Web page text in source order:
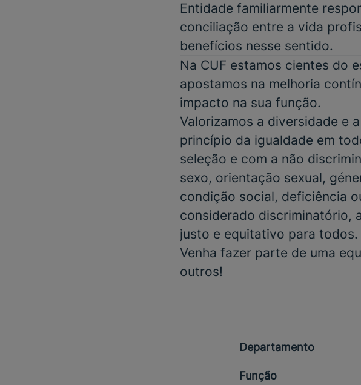
Entidade familiarmente
conciliação entre a vida
benefícios nesse sentido.
Na CUF estamos cientes do
apostamos na melhoria
impacto na sua função.
Valorizamos a diversidade e
princípio da igualdade em
seleção e com a não
sexo, orientação sexual,
condição social, deficiência
considerado discriminatório,
justo e equitativo para todos.
Venha fazer parte de uma
outros!
Departamento
Função